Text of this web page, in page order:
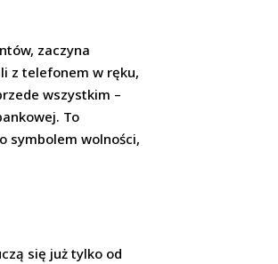
zaczyna
z telefonem w ręku,
wszystkim –
To
symbolem wolności,
się już tylko od